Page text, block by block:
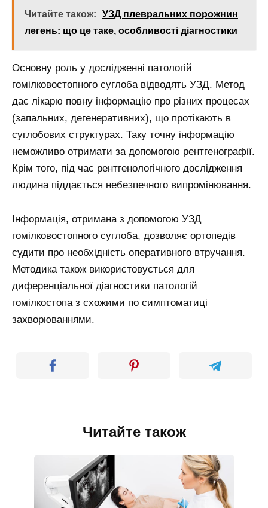
Читайте також:
УЗД плевральних порожнин
легень: що це таке, особливості діагностики
Основну роль у дослідженні патологій
гомілковостопного суглоба відводять УЗД. Метод
дає лікарю повну інформацію про різних процесах
(запальних, дегенеративних), що протікають в
суглобових структурах. Таку точну інформацію
неможливо отримати за допомогою рентгенографії.
Крім того, під час рентгенологічного дослідження
людина піддається небезпечного випромінювання.
Інформація, отримана з допомогою УЗД
гомілковостопного суглоба, дозволяє ортопедів
судити про необхідність оперативного втручання.
Методика також використовується для
диференціальної діагностики патологій
гомілкостопа з схожими по симптоматиці
захворюваннями.
Читайте також